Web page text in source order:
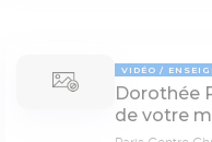
VIDÉO
Dorothée
de votre